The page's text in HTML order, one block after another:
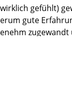
gefühlt)
gute
den meisten